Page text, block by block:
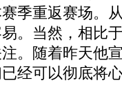
季重返赛场。
。当然，相比
。随着昨天他
经可以彻底将